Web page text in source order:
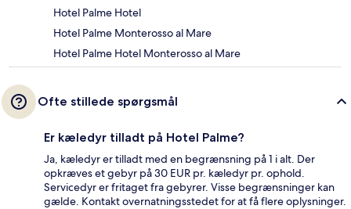
Hotel Palme Hotel
Hotel Palme Monterosso al Mare
Hotel Palme Hotel Monterosso al Mare
Ofte stillede spørgsmål
Er kæledyr tilladt på Hotel Palme?
Ja, kæledyr er tilladt med en begrænsning på 1 i alt. Der
opkræves et gebyr på 30 EUR pr. kæledyr pr. ophold.
Servicedyr er fritaget fra gebyrer. Visse begrænsninger kan
gælde. Kontakt overnatningsstedet for at få flere oplysninger.